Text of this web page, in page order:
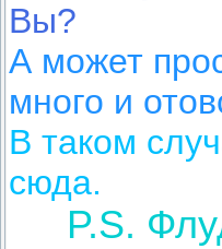
Вы?
А может
много и
В таком
сюда.
P.S.